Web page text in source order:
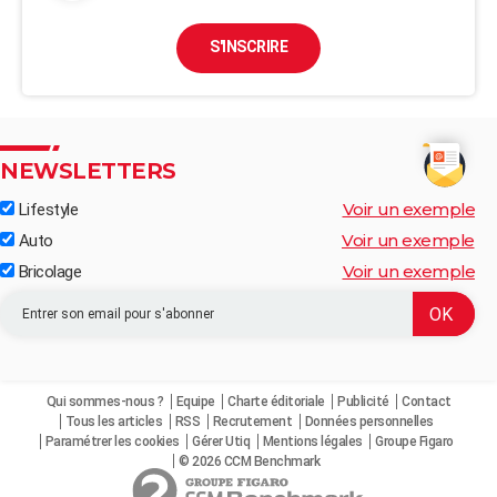
S'INSCRIRE
NEWSLETTERS
Lifestyle Voir un exemple
Auto Voir un exemple
Bricolage Voir un exemple
Qui sommes-nous ? Equipe Charte éditoriale Publicité
Contact
Tous les articles
RSS Recrutement
Données personnelles
Paramétrer les cookies
Gérer Utiq Mentions légales
Groupe Figaro
© 2026 CCM Benchmark